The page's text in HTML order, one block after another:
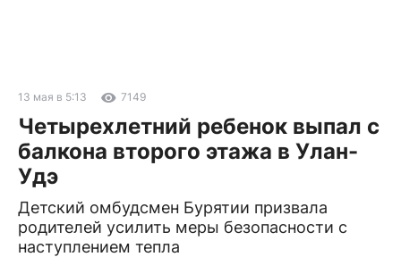
13 мая в 5:13 7149
Четырехлетний ребенок выпал с
балкона второго этажа в Улан-
Удэ
Детский омбудсмен Бурятии призвала
родителей усилить меры безопасности с
наступлением тепла